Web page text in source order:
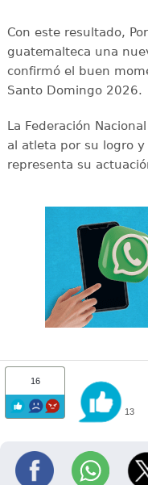
Con este resultado,
guatemalteca una
confirmó el buen
Santo Domingo 2026.
La Federación
al atleta por su logro
representa su
16
13